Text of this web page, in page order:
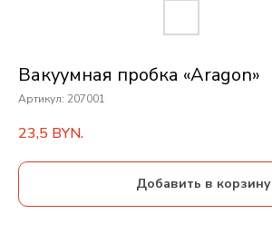
Вакуумная пробка «Aragon»
Артикул: 207001
23,5 BYN.
Добавить в корзину